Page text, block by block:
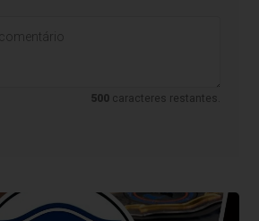
500 caracteres restantes.